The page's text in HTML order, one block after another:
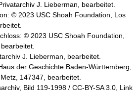
J. Lieberman, bearbeitet.
© 2023 USC Shoah Foundation, Los
© 2023 USC Shoah Foundation,
J. Lieberman, bearbeitet.
der Geschichte Baden-Württemberg,
147347, bearbeitet.
Bild 119-1998 / CC-BY-SA 3.0, Link